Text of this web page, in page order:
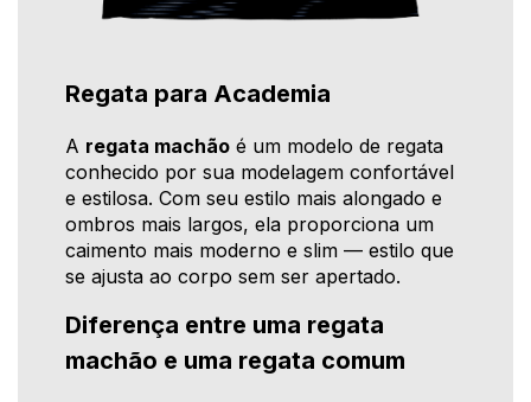
Regata para Academia
A regata machão é um modelo de regata
conhecido por sua modelagem confortável
e estilosa. Com seu estilo mais alongado e
ombros mais largos, ela proporciona um
caimento mais moderno e slim — estilo que
se ajusta ao corpo sem ser apertado.
Diferença entre uma regata
machão e uma regata comum